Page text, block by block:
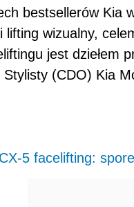
bestsellerów Kia
lifting wizualny,
jest dziełem
Stylisty (CDO) Kia
5 facelifting: